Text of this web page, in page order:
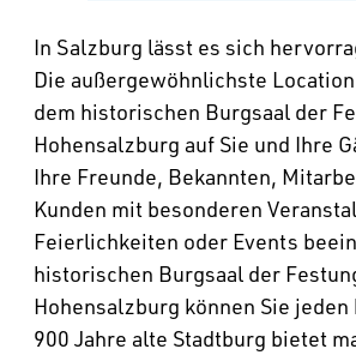
In Salzburg lässt es sich
Die außergewöhnlichste
dem historischen Burgsaal der
Hohensalzburg auf Sie und Ihre
Ihre Freunde, Bekannten,
Kunden mit besonderen
Feierlichkeiten oder Events
historischen Burgsaal der
Hohensalzburg können Sie
900 Jahre alte Stadtburg bietet